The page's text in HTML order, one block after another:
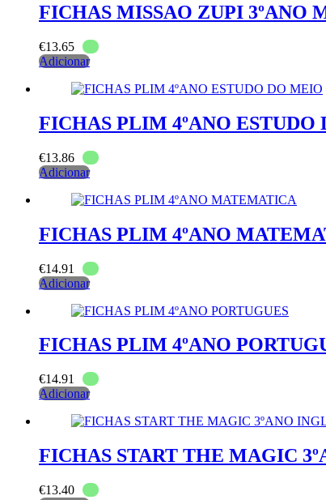
FICHAS MISSAO ZUPI 3ºANO
€13.65
Adicionar
FICHAS PLIM 4ºANO ESTUDO
€13.86
Adicionar
FICHAS PLIM 4ºANO
€14.91
Adicionar
FICHAS PLIM 4ºANO
€14.91
Adicionar
FICHAS START THE MAGIC
€13.40